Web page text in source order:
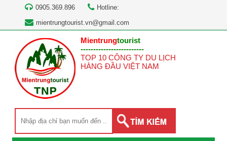
0905.369.896
Hotline:
mientrungtourist.vn@gmail.com
Mientrungtourist
-------------------------
TOP 10 CÔNG TY DU LỊCH
HÀNG ĐẦU VIỆT NAM